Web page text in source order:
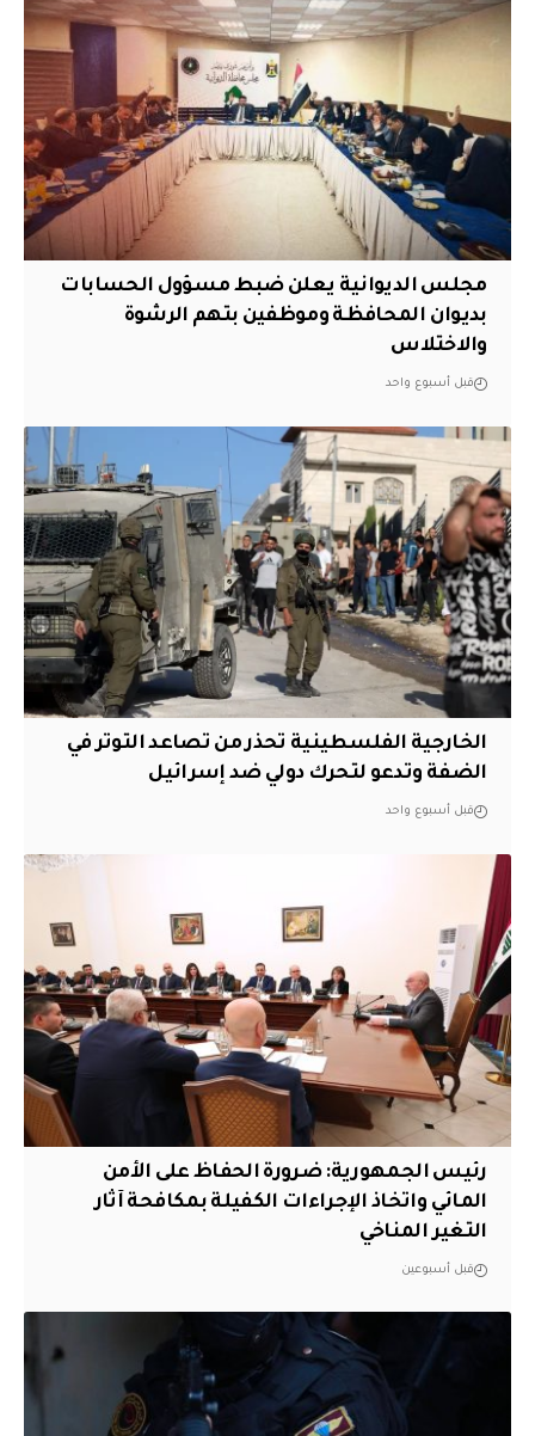
مجلس الديوانية يعلن ضبط مسؤول الحسابات
بديوان المحافظة وموظفين بتهم الرشوة
والاختلاس
قبل أسبوع واحد
الخارجية الفلسطينية تحذر من تصاعد التوتر في
الضفة وتدعو لتحرك دولي ضد إسرائيل
قبل أسبوع واحد
رئيس الجمهورية: ضرورة الحفاظ على الأمن
المائي واتخاذ الإجراءات الكفيلة بمكافحة آثار
التغير المناخي
قبل أسبوعين